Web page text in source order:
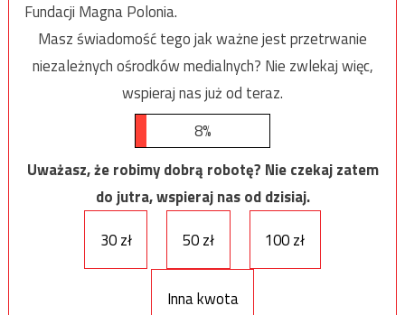
Fundacji Magna Polonia.
Masz świadomość tego jak ważne jest przetrwanie
niezależnych ośrodków medialnych? Nie zwlekaj więc,
wspieraj nas już od teraz.
8%
Uważasz, że robimy dobrą robotę? Nie czekaj zatem
do jutra, wspieraj nas od dzisiaj.
30 zł
50 zł 100 zł
Inna kwota